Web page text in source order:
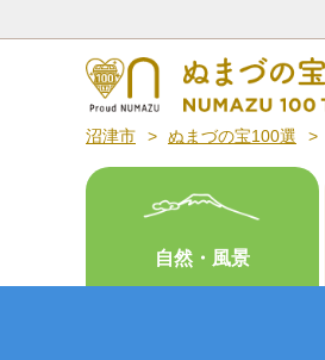
沼津市 ぬまづの宝100選
自然・風景